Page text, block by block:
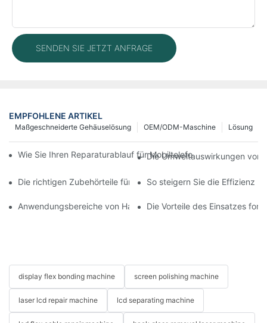
SENDEN SIE JETZT ANFRAGE
EMPFOHLENE ARTIKEL
Lösung
OEM/ODM-Maschine
Maßgeschneiderte Gehäuselösung
Wie Sie Ihren Reparaturablauf für Mobiltelefone mit moderner
Die Umweltauswirkungen von
Die richtigen Zubehörteile für Ihr Handy-So steigern Sie die Effizienz
Anwendungsbereiche von Handy-Reparaturmaschinen bei
Die Vorteile des Einsatzes
display flex bonding machine screen polishing machine
laser lcd repair machine lcd separating machine